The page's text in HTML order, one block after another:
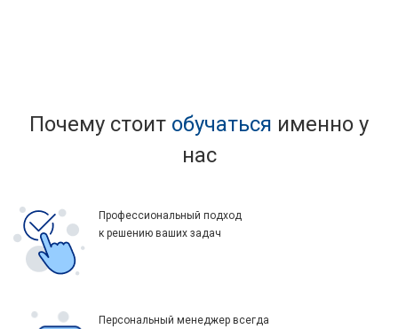
Почему стоит обучаться именно у
нас
Профессиональный подход
к решению ваших задач
Персональный менеджер всегда